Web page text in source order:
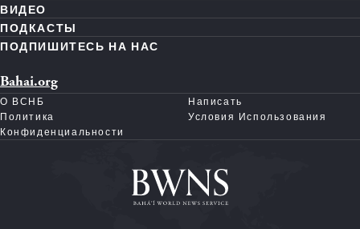
ВИДЕО
ПОДКАСТЫ
ПОДПИШИТЕСЬ НА НАС
Bahai.org
О ВСНБ
Написать
Политика
Конфиденциальности
Условия Использования